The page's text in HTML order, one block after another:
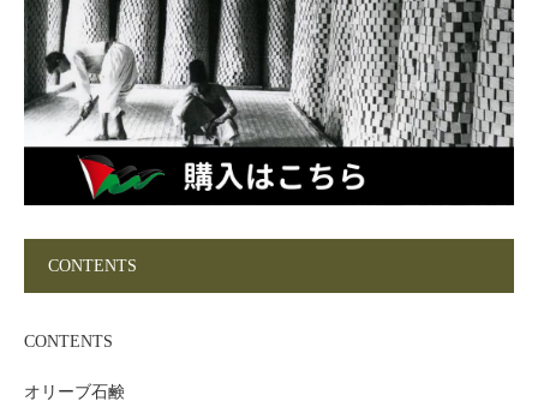
CONTENTS
CONTENTS
オリーブ石鹸